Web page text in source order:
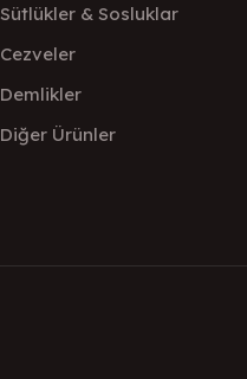
Sütlükler & Sosluklar
Cezveler
Demlikler
Diğer Ürünler